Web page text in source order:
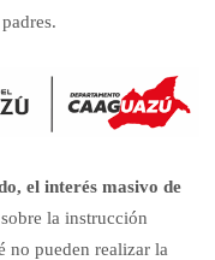
el interés masivo de
la instrucción
no pueden realizar la